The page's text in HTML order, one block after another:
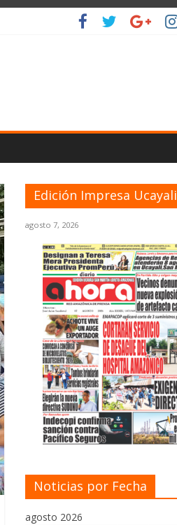
Edición Impresa Ucayali
agosto 7, 2026
Noticias por Fecha
agosto 2026